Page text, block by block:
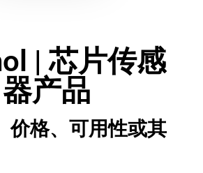
| 芯片传感
器产品
价格、可用性或其